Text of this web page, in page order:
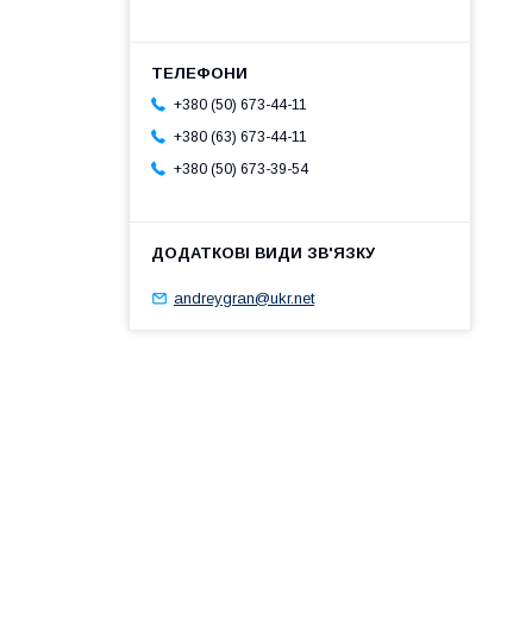
+380 (50) 673-44-11
+380 (63) 673-44-11
+380 (50) 673-39-54
andreygran@ukr.net